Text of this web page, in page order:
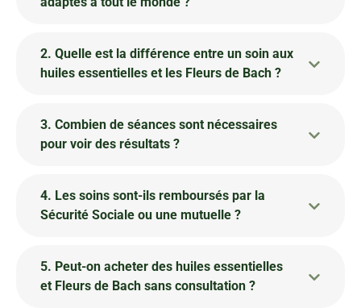
2. Quelle est la différence entre un soin aux
huiles essentielles et les Fleurs de Bach ?
3. Combien de séances sont nécessaires
pour voir des résultats ?
4. Les soins sont-ils remboursés par la
Sécurité Sociale ou une mutuelle ?
5. Peut-on acheter des huiles essentielles
et Fleurs de Bach sans consultation ?